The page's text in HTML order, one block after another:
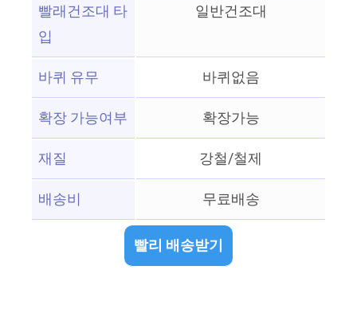
빨래건조대 타
입
일반건조대
바퀴 유무
바퀴없음
확장 가능여부
확장가능
재질
강철/철제
배송비
무료배송
빨리 배송받기